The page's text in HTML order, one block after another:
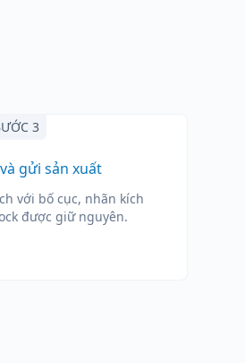
3
gửi sản xuất
với bố cục, nhãn kích
được giữ nguyên.